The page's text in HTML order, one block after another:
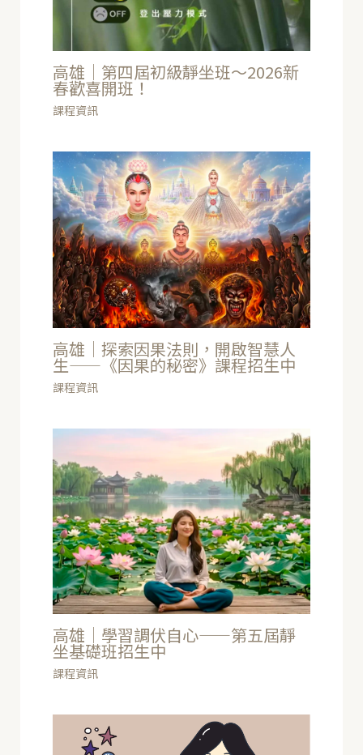
高雄｜第四屆初級靜坐班～2026新
春歡喜開班！
課程資訊
高雄｜探索因果法則，開啟智慧人
生——《因果的秘密》課程招生中
課程資訊
高雄｜學習調伏自心——第五屆靜
坐基礎班招生中
課程資訊